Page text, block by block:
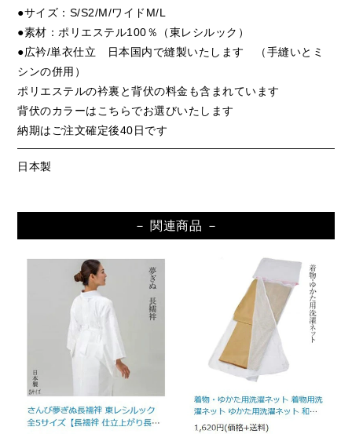
●サイズ：S/S2/M/ワイドM/L
●素材：ポリエステル100％（東レシルック）
●広衿/単衣仕立 日本国内で縫製いたします （手縫いとミ
シンの併用）
ポリエステルの衿裏と背伏の料金も含まれています
背伏のカラーはこちらでお選びいたします
納期はご注文確定後40日です
日本製
－ 関連商品 －